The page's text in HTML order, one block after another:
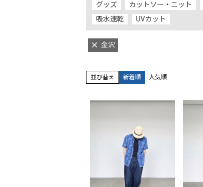
グッズ カットソー・ニット
吸水速乾
UVカット
金沢
並び替え 新着順 人気順